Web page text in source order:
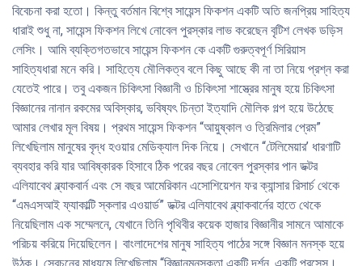
বিবেচনা করা হতো। কিন্তু বর্তমান বিশ্বে সায়েন্স ফিকশন একটি অতি জনপ্রিয় সাহিত্য
ধারাই শুধু না, সায়েন্স ফিকশন লিখে নোবেল পুরস্কার লাভ করেছেন বৃটিশ লেখক ডড়িস
লেসিং। আমি ব্যক্তিগতভাবে সায়েন্স ফিকশন কে একটি গুরুত্বপূর্ণ সিরিয়াস
সাহিত্যধারা মনে করি। সাহিত্যে মৌলিকত্ব বলে কিছু আছে কী না তা নিয়ে প্রশ্ন করা
যেতেই পারে। তবু একজন চিকিৎসা বিজ্ঞানী ও চিকিৎসা শাস্ত্রের মানুষ হয়ে চিকিৎসা
বিজ্ঞানের নানান রকমের অবিস্কার, ভবিষ্যৎ চিন্তা ইত্যাদি মৌলিক গল্প হয়ে উঠেছে
আমার লেখার মূল বিষয়। প্রথম সায়েন্স ফিকশন “আয়ুষ্কাল ও ত্রিমিলার প্রেম”
লিখেছিলাম মানুষের বৃদ্ধ হওয়ার মেডিক্যাল দিক নিয়ে। সেখানে “টেলিমেয়ার’ ধারণাটি
ব্যবহার করি যার আবিষ্কারক হিসাবে ঠিক পরের বছর নোবেল পুরস্কার পান ডক্টর
এলিযাবেথ ব্ল্যাকবার্ন এবং সে বছর আমেরিকান এসোশিয়েশন ফর ক্যান্সার রিসার্চ থেকে
“এমএসআই ফ্যাকাল্টি স্কলার এওয়ার্ড” ডক্টর এলিযাবেথ ব্ল্যাকবার্নের হাতে থেকে
নিয়েছিলাম এক সম্মেলনে, যেখানে তিনি পৃথিবীর কয়েক হাজার বিজ্ঞানীর সামনে আমাকে
পরিচয় করিয়ে দিয়েছিলেন। বাংলাদেশের মানুষ সাহিত্য পাঠের সঙ্গে বিজ্ঞান মনস্ক হয়ে